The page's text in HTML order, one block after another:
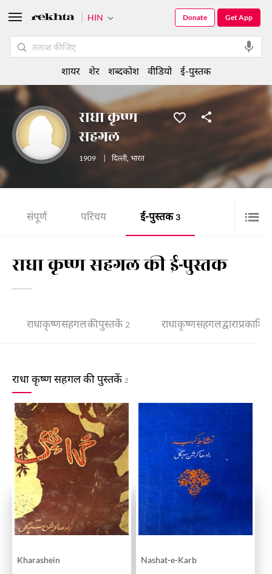
राधा कृष्ण
सहगल
1909 दिल्ली,भारत
संपूर्ण परिचय ई-पुस्तक 3
राधा कृष्ण सहगल की ई-पुस्तक
राधा कृष्ण सहगल की पुस्तकें 2 राधा कृष्ण सहगल द्वारा
राधा कृष्ण सहगल की पुस्तकें 2
Kharashein Nashat-e-Karb
HIN Get App
Donate
शायर शेर शब्दकोश वीडियो ई-पुस्तक